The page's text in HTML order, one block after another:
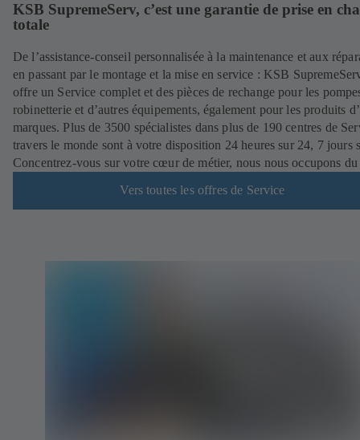
KSB SupremeServ, c’est une garantie de prise en
totale
De l’assistance-conseil personnalisée à la maintenance et aux
en passant par le montage et la mise en service : KSB
offre un Service complet et des pièces de rechange pour les
robinetterie et d’autres équipements, également pour les produits
marques. Plus de 3500 spécialistes dans plus de 190 centres de
travers le monde sont à votre disposition 24 heures sur 24, 7 jours
Concentrez-vous sur votre cœur de métier, nous nous occupons du
Vers toutes les offres de Service